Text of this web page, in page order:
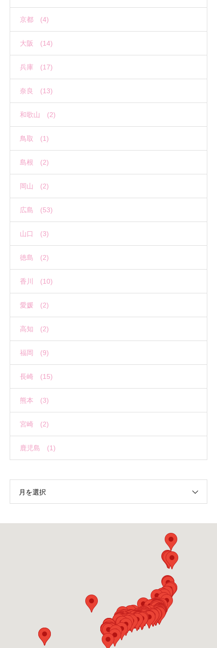
京都 (4)
大阪 (14)
兵庫 (17)
奈良 (13)
和歌山 (2)
鳥取 (1)
島根 (2)
岡山 (2)
広島 (53)
山口 (3)
徳島 (2)
香川 (10)
愛媛 (2)
高知 (2)
福岡 (9)
長崎 (15)
熊本 (3)
宮崎 (2)
鹿児島 (1)
月を選択